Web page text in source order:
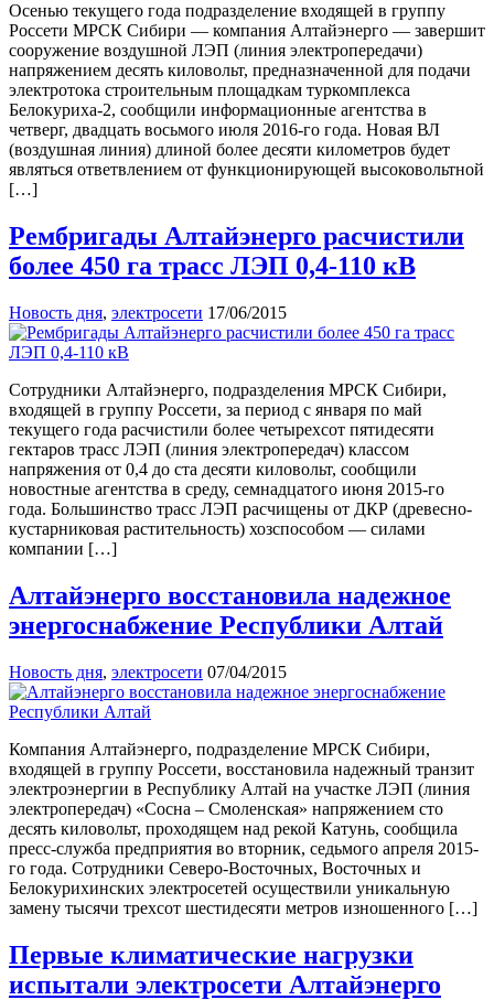
Осенью текущего года подразделение входящей в группу
Россети МРСК Сибири — компания Алтайэнерго — завершит
сооружение воздушной ЛЭП (линия электропередачи)
напряжением десять киловольт, предназначенной для подачи
электротока строительным площадкам туркомплекса
Белокуриха-2, сообщили информационные агентства в
четверг, двадцать восьмого июля 2016-го года. Новая ВЛ
(воздушная линия) длиной более десяти километров будет
являться ответвлением от функционирующей высоковольтной
[…]
Рембригады Алтайэнерго расчистили
более 450 га трасс ЛЭП 0,4-110 кВ
Новость дня, электросети 17/06/2015
Сотрудники Алтайэнерго, подразделения МРСК Сибири,
входящей в группу Россети, за период с января по май
текущего года расчистили более четырехсот пятидесяти
гектаров трасс ЛЭП (линия электропередач) классом
напряжения от 0,4 до ста десяти киловольт, сообщили
новостные агентства в среду, семнадцатого июня 2015-го
года. Большинство трасс ЛЭП расчищены от ДКР (древесно-
кустарниковая растительность) хозспособом — силами
компании […]
Алтайэнерго восстановила надежное
энергоснабжение Республики Алтай
Новость дня, электросети 07/04/2015
Компания Алтайэнерго, подразделение МРСК Сибири,
входящей в группу Россети, восстановила надежный транзит
электроэнергии в Республику Алтай на участке ЛЭП (линия
электропередач) «Сосна – Смоленская» напряжением сто
десять киловольт, проходящем над рекой Катунь, сообщила
пресс-служба предприятия во вторник, седьмого апреля 2015-
го года. Сотрудники Северо-Восточных, Восточных и
Белокурихинских электросетей осуществили уникальную
замену тысячи трехсот шестидесяти метров изношенного […]
Первые климатические нагрузки
испытали электросети Алтайэнерго